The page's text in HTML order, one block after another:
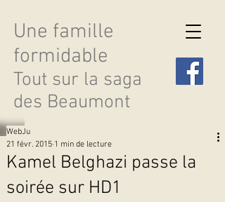
Une famille
formidable
Tout sur la saga
des Beaumont
Découvrir les saisons
Kamel Belghazi passe la
soirée sur HD1
WebJu
21 févr. 2015 1 min de lecture